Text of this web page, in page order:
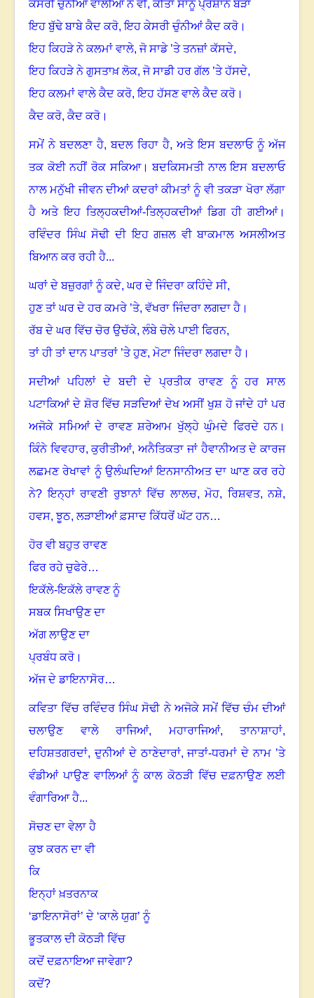
ਕੇਸਰੀ ਚੁੰਨੀਆਂ ਵਾਲੀਆਂ ਨੇ ਵੀ,ਕੀਤਾ ਸਾਨੂੰ ਪ੍ਰੇਸ਼ਾਨ ਬੜਾ
ਇਹ ਬੁੱਢੇ ਬਾਬੇ ਕੈਦ ਕਰੋ,ਇਹ ਕੇਸਰੀ ਚੁੰਨੀਆਂ ਕੈਦ ਕਰੋ ।
ਇਹ ਕਿਹੜੇ ਨੇ ਕਲਮਾਂ ਵਾਲੇ,ਜੋ ਸਾਡੇ ’ਤੇ ਤਨਜ਼ਾਂ ਕੱਸਦੇ,
ਇਹ ਕਿਹੜੇ ਨੇ ਗੁਸਤਾਖ਼ ਲੋਕ,ਜੋ ਸਾਡੀ ਹਰ ਗੱਲ ’ਤੇ ਹੱਸਦੇ,
ਇਹ ਕਲਮਾਂ ਵਾਲੇ ਕੈਦ ਕਰੋ,ਇਹ ਹੱਸਣ ਵਾਲੇ ਕੈਦ ਕਰੋ।
ਕੈਦ ਕਰੋ,ਕੈਦ ਕਰੋ ।
ਸਮੇਂ ਨੇ ਬਦਲਣਾ ਹੈ,ਬਦਲ ਰਿਹਾ ਹੈ, ਅਤੇ ਇਸ ਬਦਲਾਓ ਨੂੰ ਅੱਜ
ਤਕ ਕੋਈ ਨਹੀਂ ਰੋਕ ਸਕਿਆ।ਬਦਕਿਸਮਤੀ ਨਾਲ ਇਸ ਬਦਲਾਓ
ਨਾਲ ਮਨੁੱਖੀ ਜੀਵਨ ਦੀਆਂ ਕਦਰਾਂ ਕੀਮਤਾਂ ਨੂੰ ਵੀ ਤਕੜਾ ਖੋਰਾ ਲੱਗਾ
ਹੈ ਅਤੇ ਇਹ ਤਿਲ੍ਹਕਦੀਆਂ-ਤਿਲ੍ਹਕਦੀਆਂ ਡਿਗ ਹੀ ਗਈਆਂ।
ਰਵਿੰਦਰ ਸਿੰਘ ਸੋਢੀ ਦੀ ਇਹ ਗਜ਼ਲ ਵੀ ਬਾਕਮਾਲ ਅਸਲੀਅਤ
ਬਿਆਨ ਕਰ ਰਹੀ ਹੈ...
ਘਰਾਂ ਦੇ ਬਜ਼ੁਰਗਾਂ ਨੂੰ ਕਦੇ, ਘਰ ਦੇ ਜਿੰਦਰਾ ਕਹਿੰਦੇ ਸੀ,
ਹੁਣ ਤਾਂ ਘਰ ਦੇ ਹਰ ਕਮਰੇ ’ਤੇ, ਵੱਖਰਾ ਜਿੰਦਰਾ ਲਗਦਾ ਹੈ ।
ਰੱਬ ਦੇ ਘਰ ਵਿੱਚ ਚੋਰ ਉਚੱਕੇ,ਲੰਬੇ ਚੋਲੇ ਪਾਈ ਫਿਰਨ,
ਤਾਂ ਹੀ ਤਾਂ ਦਾਨ ਪਾਤਰਾਂ ’ਤੇ ਹੁਣ, ਮੋਟਾ ਜਿੰਦਰਾ ਲਗਦਾ ਹੈ ।
ਸਦੀਆਂ ਪਹਿਲਾਂ ਦੇ ਬਦੀ ਦੇ ਪ੍ਰਤੀਕ ਰਾਵਣ ਨੂੰ ਹਰ ਸਾਲ
ਪਟਾਕਿਆਂ ਦੇ ਸ਼ੋਰ ਵਿੱਚ ਸੜਦਿਆਂ ਦੇਖ ਅਸੀਂ ਖੁਸ਼ ਹੋ ਜਾਂਦੇ ਹਾਂ ਪਰ
ਅਜੋਕੇ ਸਮਿਆਂ ਦੇ ਰਾਵਣ ਸ਼ਰੇਆਮ ਖੁੱਲ੍ਹੇ ਘੁੰਮਦੇ ਫਿਰਦੇ ਹਨ।
ਕਿੰਨੇ ਵਿਵਹਾਰ,ਕੁਰੀਤੀਆਂ,ਅਨੈਤਿਕਤਾ ਜਾਂ ਹੈਵਾਨੀਅਤ ਦੇ ਕਾਰਜ
ਲਛਮਣ ਰੇਖਾਵਾਂ ਨੂੰ ਉਲੰਘਦਿਆਂ ਇਨਸਾਨੀਅਤ ਦਾ ਘਾਣ ਕਰ ਰਹੇ
ਨੇ?ਇਨ੍ਹਾਂ ਰਾਵਣੀ ਰੁਝਾਨਾਂ ਵਿੱਚ ਲਾਲਚ, ਮੋਹ, ਰਿਸ਼ਵਤ,ਨਸ਼ੇ,
ਹਵਸ, ਝੂਠ,ਲੜਾਈਆਂ ਫ਼ਸਾਦ ਕਿੱਧਰੋਂ ਘੱਟ ਹਨ…
ਹੋਰ ਵੀ ਬਹੁਤ ਰਾਵਣ
ਫਿਰ ਰਹੇ ਚੁਫੇਰੇ…
ਇਕੱਲੇ-ਇਕੱਲੇ ਰਾਵਣ ਨੂੰ
ਸਬਕ ਸਿਖਾਉਣ ਦਾ
ਅੱਗ ਲਾਉਣ ਦਾ
ਪ੍ਰਬੰਧ ਕਰੋ ।
ਅੱਜ ਦੇ ਡਾਇਨਾਸੋਰ…
ਕਵਿਤਾ ਵਿੱਚ ਰਵਿੰਦਰ ਸਿੰਘ ਸੋਢੀ ਨੇ ਅਜੋਕੇ ਸਮੇਂ ਵਿੱਚ ਚੰਮ ਦੀਆਂ
ਚਲਾਉਣ ਵਾਲੇ ਰਾਜਿਆਂ, ਮਹਾਰਾਜਿਆਂ, ਤਾਨਾਸ਼ਾਹਾਂ,
ਦਹਿਸ਼ਤਗਰਦਾਂ,ਦੁਨੀਆਂ ਦੇ ਠਾਣੇਦਾਰਾਂ,ਜਾਤਾਂ-ਧਰਮਾਂ ਦੇ ਨਾਮ ’ਤੇ
ਵੰਡੀਆਂ ਪਾਉਣ ਵਾਲਿਆਂ ਨੂੰ ਕਾਲ ਕੋਠੜੀ ਵਿੱਚ ਦਫ਼ਨਾਉਣ ਲਈ
ਵੰਗਾਰਿਆ ਹੈ...
ਸੋਚਣ ਦਾ ਵੇਲਾ ਹੈ
ਕੁਝ ਕਰਨ ਦਾ ਵੀ
ਕਿ
ਇਨ੍ਹਾਂ ਖ਼ਤਰਨਾਕ
‘ਡਾਇਨਾਸੋਰਾਂ’ ਦੇ ‘ਕਾਲੇ ਯੁਗ’ ਨੂੰ
ਭੂਤਕਾਲ ਦੀ ਕੋਠੜੀ ਵਿੱਚ
ਕਦੋਂ ਦਫ਼ਨਾਇਆ ਜਾਵੇਗਾ?
ਕਦੋਂ?